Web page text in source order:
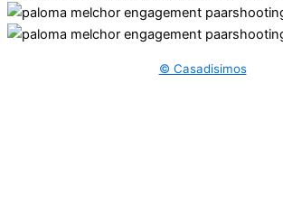
© Casadisimos